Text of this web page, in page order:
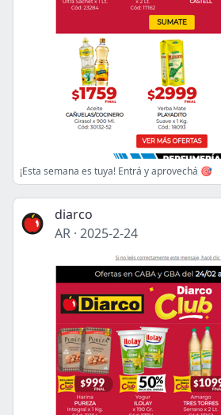
¡Esta semana es tuya! Entrá y aprovechá 🎯
diarco
AR · 2025-2-24